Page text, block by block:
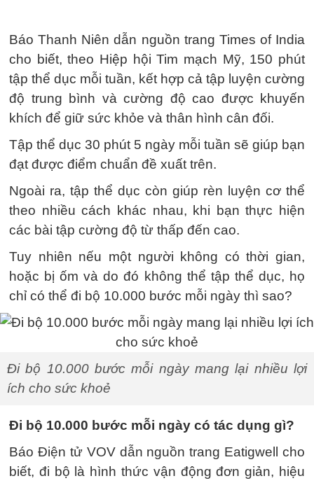
Báo Thanh Niên dẫn nguồn trang Times of India
cho biết, theo Hiệp hội Tim mạch Mỹ, 150 phút
tập thể dục mỗi tuần, kết hợp cả tập luyện cường
độ trung bình và cường độ cao được khuyến
khích để giữ sức khỏe và thân hình cân đối.
Tập thể dục 30 phút 5 ngày mỗi tuần sẽ giúp bạn
đạt được điểm chuẩn đề xuất trên.
Ngoài ra, tập thể dục còn giúp rèn luyện cơ thể
theo nhiều cách khác nhau, khi bạn thực hiện
các bài tập cường độ từ thấp đến cao.
Tuy nhiên nếu một người không có thời gian,
hoặc bị ốm và do đó không thể tập thể dục, họ
chỉ có thể đi bộ 10.000 bước mỗi ngày thì sao?
Đi bộ 10.000 bước mỗi ngày mang lại nhiều lợi
ích cho sức khoẻ
Đi bộ 10.000 bước mỗi ngày có tác dụng gì?
Báo Điện tử VOV dẫn nguồn trang Eatigwell cho
biết, đi bộ là hình thức vận động đơn giản, hiệu